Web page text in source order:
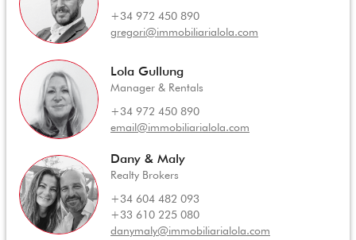
+34 972 450 890
gregori@immobiliarialola.com
Lola Gullung
Manager & Rentals
+34 972 450 890
email@immobiliarialola.com
Dany & Maly
Realty Brokers
+34 604 482 093
+33 610 225 080
danymaly@immobiliarialola.com